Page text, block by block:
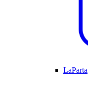
LaParta